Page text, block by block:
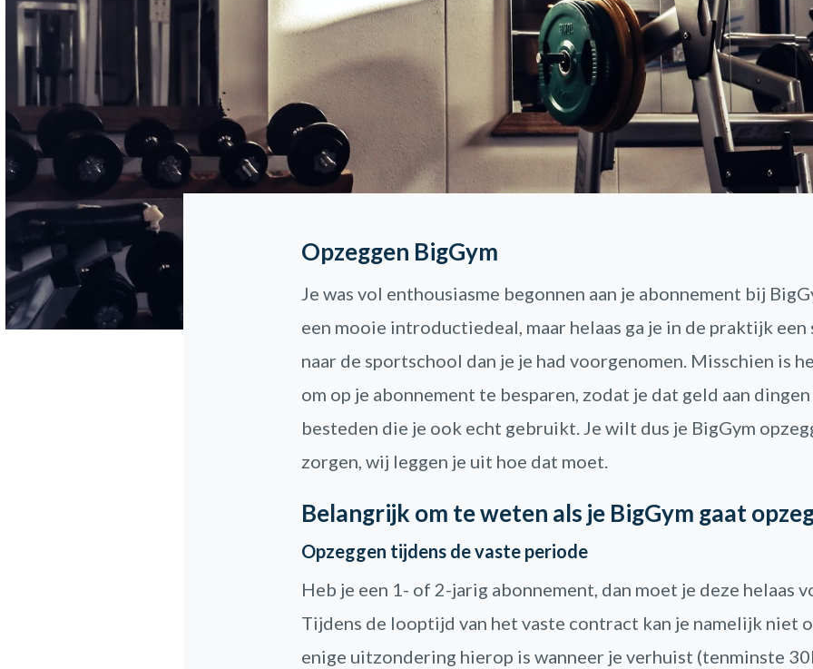
Opzeggen BigGym
Je was vol enthousiasme begonnen aan je abonnement bij
een mooie introductiedeal, maar helaas ga je in de praktijk
naar de sportschool dan je je had voorgenomen. Misschien is
om op je abonnement te besparen, zodat je dat geld aan
besteden die je ook echt gebruikt. Je wilt dus je BigGym
zorgen, wij leggen je uit hoe dat moet.
Belangrijk om te weten als je BigGym gaat
Opzeggen tijdens de vaste periode
Heb je een 1- of 2-jarig abonnement, dan moet je deze helaas
Tijdens de looptijd van het vaste contract kan je namelijk niet
enige uitzondering hierop is wanneer je verhuist (tenminste